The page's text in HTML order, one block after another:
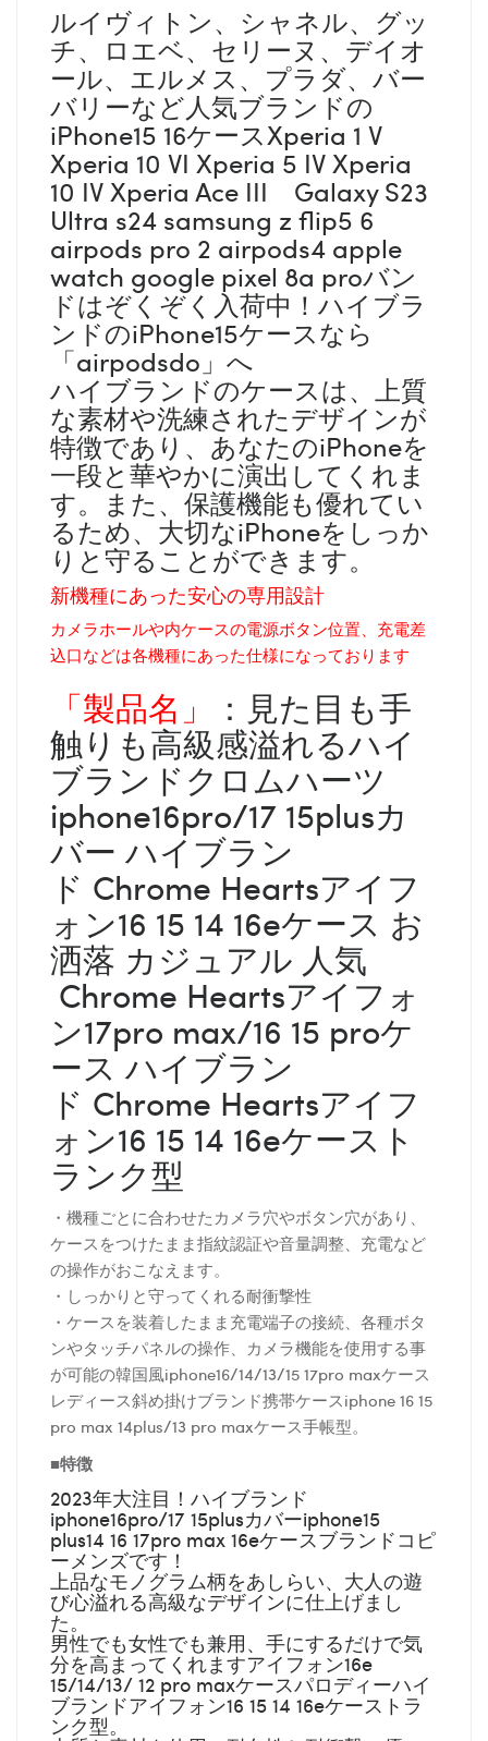
ルイヴィトン、シャネル、グッ
チ、ロエベ、セリーヌ、デイオ
ール、エルメス、プラダ、バー
バリーなど人気ブランドの
iPhone15 16ケースXperia 1 V
Xperia 10 VI Xperia 5 IV Xperia
10 IV Xperia Ace III Galaxy S23
Ultra s24 samsung z flip5 6
airpods pro 2 airpods4 apple
watch google pixel 8a proバン
ドはぞくぞく入荷中！ハイブラ
ンドのiPhone15ケースなら
「airpodsdo」へ
ハイブランドのケースは、上質
な素材や洗練されたデザインが
特徴であり、あなたのiPhoneを
一段と華やかに演出してくれま
す。また、保護機能も優れてい
るため、大切なiPhoneをしっか
りと守ることができます。
新機種にあった安心の専用設計
カメラホールや内ケースの電源ボタン位置、充電差
込口などは各機種にあった仕様になっております
「製品名」 ：見た目も手
触りも高級感溢れるハイ
ブランドクロムハーツ
iphone16pro/17 15plusカ
バー ハイブラン
ド Chrome Heartsアイフ
ォン16 15 14 16eケース お
洒落 カジュアル 人気
Chrome Heartsアイフォ
ン17pro max/16 15 proケ
ース ハイブラン
ド Chrome Heartsアイフ
ォン16 15 14 16eケースト
ランク型
・機種ごとに合わせたカメラ穴やボタン穴があり、
ケースをつけたまま指紋認証や音量調整、充電など
の操作がおこなえます。
・しっかりと守ってくれる耐衝撃性
・ケースを装着したまま充電端子の接続、各種ボタ
ンやタッチパネルの操作、カメラ機能を使用する事
が可能の韓国風iphone16/14/13/15 17pro maxケース
レディース斜め掛けブランド携帯ケースiphone 16 15
pro max 14plus/13 pro maxケース手帳型。
■特徴
2023年大注目！ハイブランド
iphone16pro/17 15plusカバーiphone15
plus14 16 17pro max 16eケースブランドコピ
ーメンズです！
上品なモノグラム柄をあしらい、大人の遊
び心溢れる高級なデザインに仕上げまし
た。
男性でも女性でも兼用、手にするだけで気
分を高まってくれますアイフォン16e
15/14/13/ 12 pro maxケースパロディーハイ
ブランドアイフォン16 15 14 16eケーストラ
ンク型。